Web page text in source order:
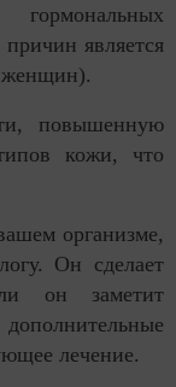
является
женщин).
повышенную
кожи, что
организме,
Он сделает
он заметит
лечение.